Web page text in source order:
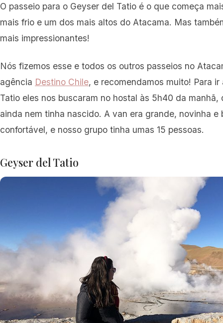
O passeio para o Geyser del Tatio é o que começa
mais frio e um dos mais altos do Atacama. Mas
mais impressionantes!
Nós fizemos esse e todos os outros passeios no
agência Destino Chile, e recomendamos muito! Para ir
Tatio eles nos buscaram no hostal às 5h40 da manhã,
ainda nem tinha nascido. A van era grande, novinha e
confortável, e nosso grupo tinha umas 15 pessoas.
Geyser del Tatio